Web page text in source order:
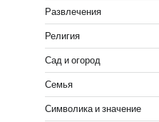
Развлечения
Религия
Сад и огород
Семья
Символика и значение